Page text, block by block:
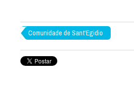
Comunidade de Sant'Egidio